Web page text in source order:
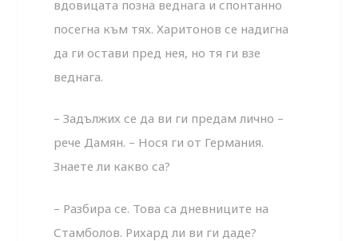
вдовицата позна веднага и спонтанно
посегна към тях. Харитонов се надигна
да ги остави пред нея, но тя ги взе
веднага.
– Задължих се да ви ги предам лично –
рече Дамян. – Нося ги от Германия.
Знаете ли какво са?
– Разбира се. Това са дневниците на
Стамболов. Рихард ли ви ги даде?